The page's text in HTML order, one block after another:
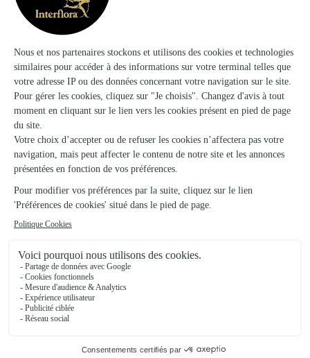
Trustpilot Échantillon d'avis clients fourni via Trustpilot.
les avis de la marque Interflora sur Trustpilot
Livraison de fleurs à Fontenay et autour :
les villes proches couvertes par le réseau
Interflora
FLEURISTES La Chapelle-Saint-Laurian
FLEURISTES Guilly
FLEURISTES Liniez
Bouges-le-Château